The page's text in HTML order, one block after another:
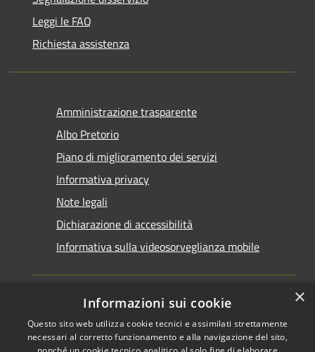
Leggi le FAQ
Richiesta assistenza
Amministrazione trasparente
Albo Pretorio
Piano di miglioramento dei servizi
Informativa privacy
Note legali
Dichiarazione di accessibilità
Informativa sulla videosorveglianza mobile
RSS
Copyright © 2026 • Comune di
×
Informazioni sui cookie
Questo sito web utilizza cookie tecnici e assimilati strettamente
necessari al corretto funzionamento e alla navigazione del sito,